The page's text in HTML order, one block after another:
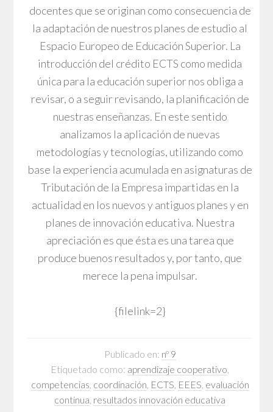
docentes que se originan como consecuencia de
la adaptación de nuestros planes de estudio al
Espacio Europeo de Educación Superior. La
introducción del crédito ECTS como medida
única para la educación superior nos obliga a
revisar, o a seguir revisando, la planificación de
nuestras enseñanzas. En este sentido
analizamos la aplicación de nuevas
metodologías y tecnologías, utilizando como
base la experiencia acumulada en asignaturas de
Tributación de la Empresa impartidas en la
actualidad en los nuevos y antiguos planes y en
planes de innovación educativa. Nuestra
apreciación es que ésta es una tarea que
produce buenos resultados y, por tanto, que
merece la pena impulsar.
{filelink=2}
Publicado en: nº 9
Etiquetado como: aprendizaje cooperativo
competencias coordinación ECTS EEES evaluación
continua resultados innovación educativa